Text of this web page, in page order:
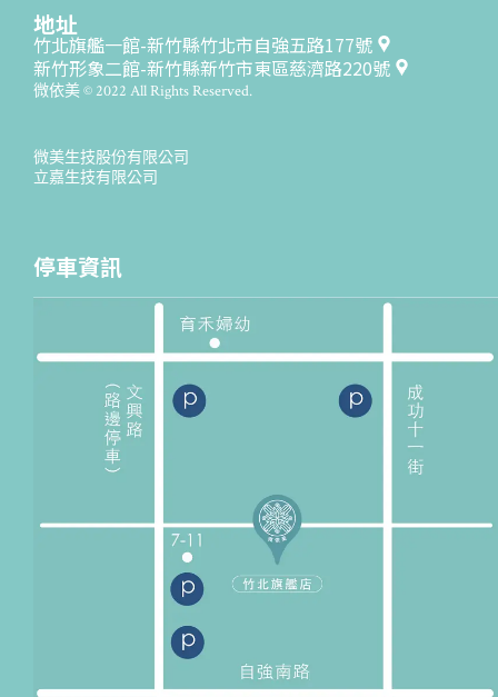
地址
竹北旗艦一館-新竹縣竹北市自強五路177號
新竹形象二館-新竹縣新竹市東區慈濟路220號
微依美 © 2022 All Rights Reserved.
微美生技股份有限公司
立嘉生技有限公司
停車資訊